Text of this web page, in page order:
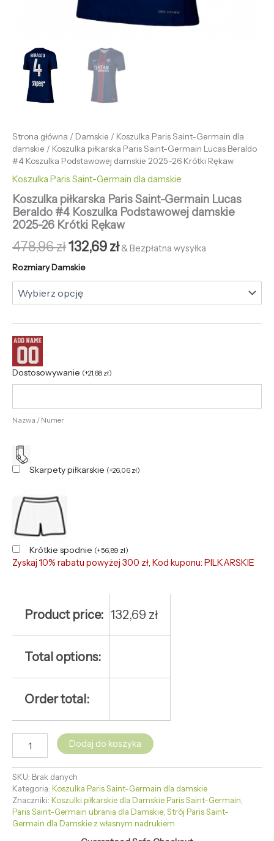
Strona główna / Damskie / Koszulka Paris Saint-Germain dla
damskie / Koszulka piłkarska Paris Saint-Germain Lucas Beraldo
#4 Koszulka Podstawowej damskie 2025-26 Krótki Rękaw
Koszulka Paris Saint-Germain dla damskie
Koszulka piłkarska Paris Saint-Germain Lucas
Beraldo #4 Koszulka Podstawowej damskie
2025-26 Krótki Rękaw
478,96zł132,69zł & Bezpłatna wysyłka
Rozmiary Damskie
Dostosowywanie (+21,68 zł)
Nazwa / Numer
Skarpety piłkarskie (+26,06 zł)
Krótkie spodnie (+56,89 zł)
Zyskaj 10% rabatu powyżej 300 zł, Kod kuponu: PILKARSKIE
Product price: 132,69 zł
Total options:
Order total:
Dodaj do koszyka
SKU: Brak danych
Kategoria: Koszulka Paris Saint-Germain dla damskie
Znaczniki: Koszulki piłkarskie dla Damskie Paris Saint-Germain,
Paris Saint-Germain ubrania dla Damskie, Strój Paris Saint-
Germain dla Damskie z własnym nadrukiem